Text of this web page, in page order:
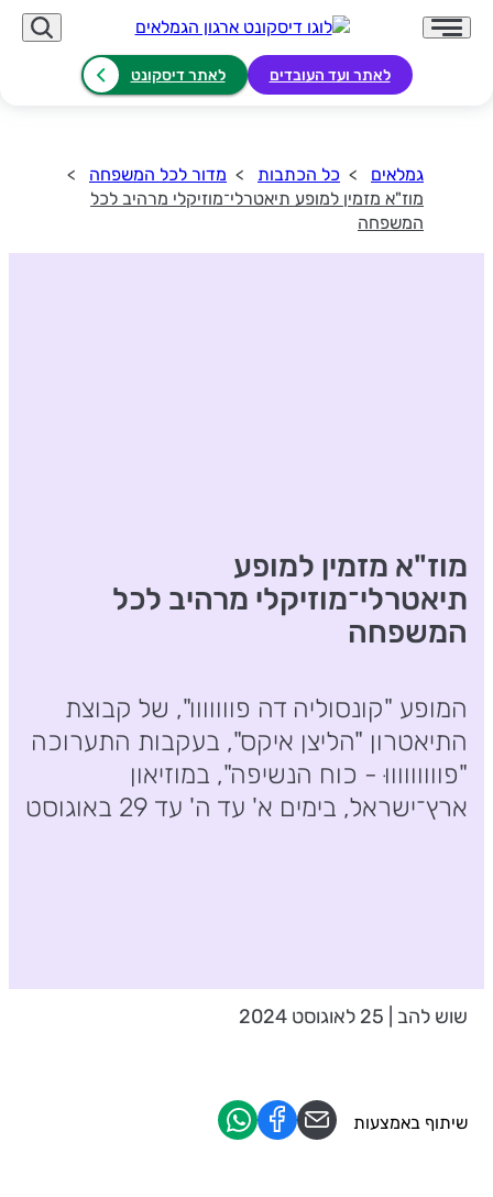
לאתר ועד העובדים לאתר דיסקונט
גמלאים כל הכתבות
מדור לכל המשפחה
מוז"א מזמין למופע תיאטרלי־מוזיקלי מרהיב לכל
המשפחה
מוז"א מזמין למופע
תיאטרלי־מוזיקלי מרהיב לכל
המשפחה
המופע "קונסוליה דה פווווווו", של קבוצת
התיאטרון "הליצן איקס", בעקבות התערוכה
"פוווווווווּ - כוח הנשיפה", במוזיאון
ארץ־ישראל, בימים א' עד ה' עד 29 באוגוסט
שוש להב | 25 לאוגוסט 2024
שיתוף באמצעות